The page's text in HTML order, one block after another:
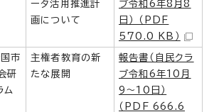
ータ活用推進計
画について
ブ令和6年8月8
日） （PDF
570.0 KB）
市
研
ム
主権者教育の新
たな展開
報告書（自民クラ
ブ令和6年10月
9～10日）
（PDF 666.6